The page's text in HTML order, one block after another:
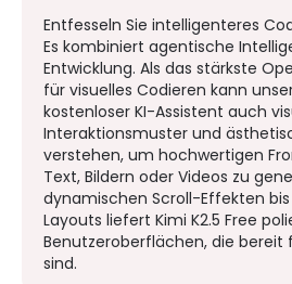
Entfesseln Sie intelligenteres
Es kombiniert agentische
Entwicklung. Als das stärkste
für visuelles Codieren kann
kostenloser KI-Assistent auch
Interaktionsmuster und
verstehen, um hochwertigen
Text, Bildern oder Videos zu
dynamischen Scroll-Effekten
Layouts liefert Kimi K2.5 Free
Benutzeroberflächen, die bereit
sind.